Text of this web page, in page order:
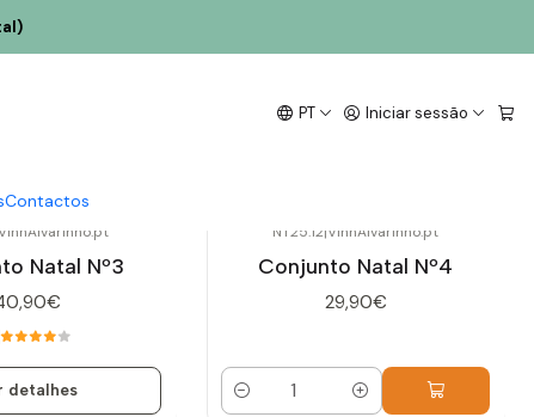
PT Iniciar sessão
Contactos
VinhAlvarinho.pt
Natal Nº3
detalhes
NT25.12|VinhAlvarinho.pt
Conjunto Natal Nº4
29,90€
Quantidade